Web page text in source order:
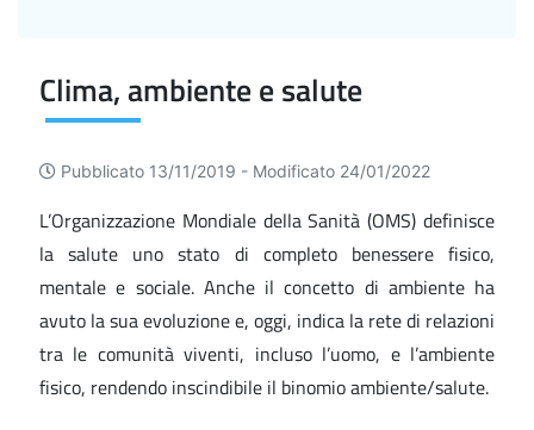
Clima, ambiente e salute
Pubblicato 13/11/2019 - Modificato 24/01/2022
L’Organizzazione Mondiale della Sanità (OMS) definisce
la salute uno stato di completo benessere fisico,
mentale e sociale. Anche il concetto di ambiente ha
avuto la sua evoluzione e, oggi, indica la rete di relazioni
tra le comunità viventi, incluso l’uomo, e l’ambiente
fisico, rendendo inscindibile il binomio ambiente/salute.